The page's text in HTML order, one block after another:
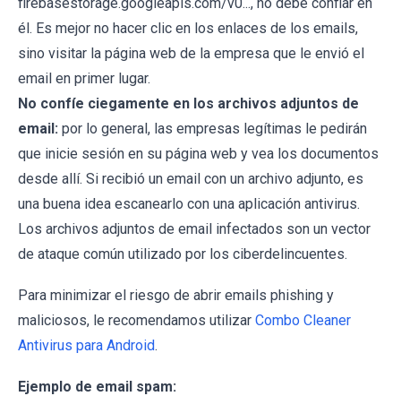
él. Es mejor no hacer clic en los enlaces de los emails,
sino visitar la página web de la empresa que le envió el
email en primer lugar.
No confíe ciegamente en los archivos adjuntos de
email: por lo general, las empresas legítimas le pedirán
que inicie sesión en su página web y vea los documentos
desde allí. Si recibió un email con un archivo adjunto, es
una buena idea escanearlo con una aplicación antivirus.
Los archivos adjuntos de email infectados son un vector
de ataque común utilizado por los ciberdelincuentes.
Para minimizar el riesgo de abrir emails phishing y
maliciosos, le recomendamos utilizar Combo Cleaner
Antivirus para Android.
Ejemplo de email spam: